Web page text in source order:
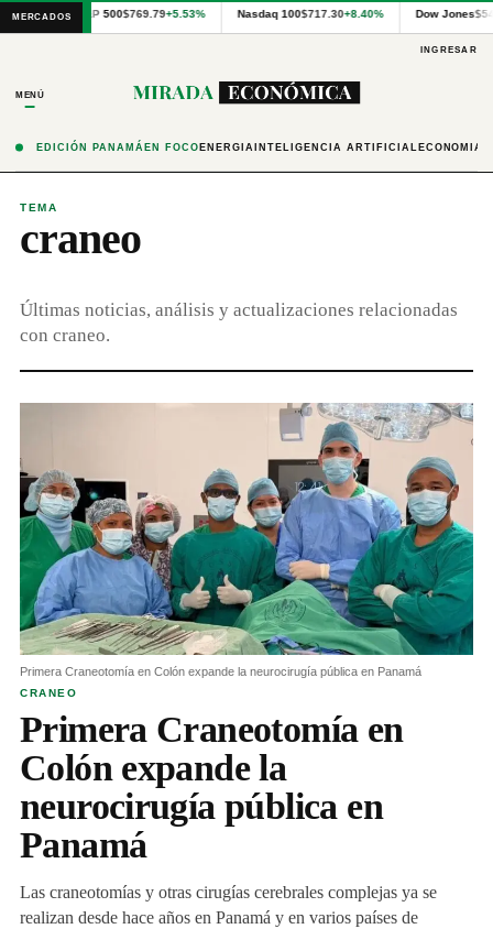
MERCADOS S&P 500$769.79+5.53% Nasdaq 100$717.30+8.40% Dow Jones
Cotizaciones
internacionales
Financial
Modeling
precios
por
Latinex
para
INGRESAR
MENÚ
EDICIÓN PANAMÁ EN FOCO ENERGÍA INTELIGENCIA ARTIFICIAL ECONOMÍA
TEMA
craneo
Últimas noticias, análisis y actualizaciones relacionadas
con craneo.
CRANEO
Primera Craneotomía en
Colón expande la
neurocirugía pública en
Panamá
Las craneotomías y otras cirugías cerebrales complejas ya se
realizan desde hace años en Panamá y en varios países de
Primera Craneotomía en Colón expande la neurocirugía pública en Panamá